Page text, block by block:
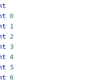
0
1
2
3
4
5
6